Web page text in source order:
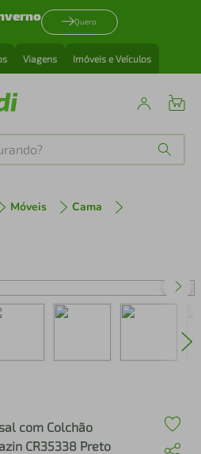
Quero
Viagens Imóveis e Veículos
Móveis Cama
com Colchão
CR35338 Preto